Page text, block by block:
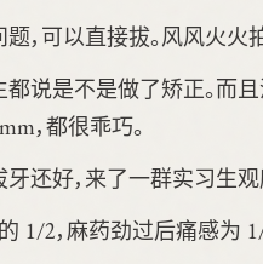
，可以直接拔。风风火火
都说是不是做了矫正。而
，都很乖巧。
牙还好，来了一群实习生
1/2，麻药劲过后痛感为